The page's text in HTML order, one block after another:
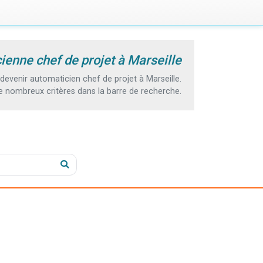
chef de projet à Marseille
automaticien chef de projet à Marseille.
critères dans la barre de recherche.